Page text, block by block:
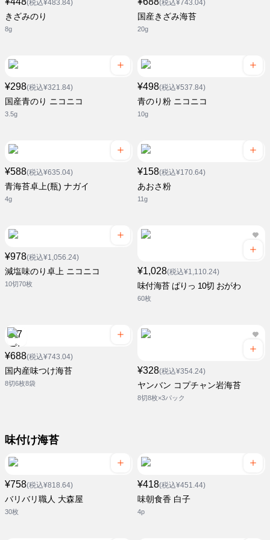
(税込¥483.84)
きざみのり
8g
(税込¥743.04)
国産きざみ海苔
20g
¥298(税込¥321.84)
国産青のり ニコニコ
3.5g
¥498(税込¥537.84)
青のり粉 ニコニコ
10g
¥588(税込¥635.04)
青海苔卓上(瓶) ナガイ
4g
¥158(税込¥170.64)
あおさ粉
11g
¥978(税込¥1,056.24)
減塩味のり卓上 ニコニコ
10切70枚
¥1,028(税込¥1,110.24)
味付海苔 ぱりっ 10切 おがわ
60枚
¥688(税込¥743.04)
国内産味つけ海苔
8切6枚8袋
¥328(税込¥354.24)
ヤンバン コプチャン岩海苔
8切8枚×3パック
味付け海苔
¥758(税込¥818.64)
バリバリ職人 大森屋
30枚
¥418(税込¥451.44)
味朝食香 白子
4p